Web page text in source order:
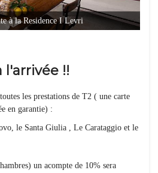
à la Residence I Levri
l'arrivée !!
les prestations de T2 ( une carte
en garantie) :
le Santa Giulia , Le Carataggio et le
un acompte de 10% sera